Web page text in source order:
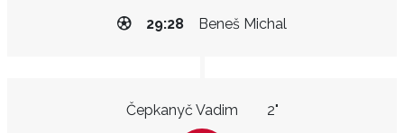
Beneš Michal
29:28
Čepkanyč Vadim 2"